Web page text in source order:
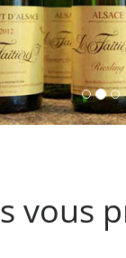
vous